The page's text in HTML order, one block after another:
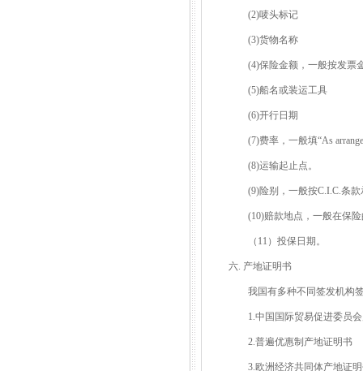
(2)唛头标记
(3)货物名称
(4)保险金额，一般按发票
(5)船名或装运工具
(6)开行日期
(7)费率，一般填“As
(8)运输起止点。
(9)险别，一般按C.I.C.条款
(10)赔款地点，一般在保险
（11）投保日期。
六. 产地证明书
我国有多种不同签发机构签
1.中国国际贸易促进委员会
2.普遍优惠制产地证明书
3.欧洲经济共同体产地证明